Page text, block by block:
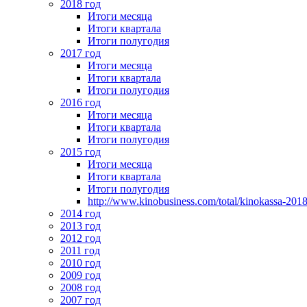
2018 год
Итоги месяца
Итоги квартала
Итоги полугодия
2017 год
Итоги месяца
Итоги квартала
Итоги полугодия
2016 год
Итоги месяца
Итоги квартала
Итоги полугодия
2015 год
Итоги месяца
Итоги квартала
Итоги полугодия
http://www.kinobusiness.com/total/kinokassa-
2014 год
2013 год
2012 год
2011 год
2010 год
2009 год
2008 год
2007 год